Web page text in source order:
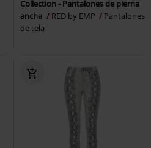
Collection - Pantalones de pierna
ancha
RED by EMP
Pantalones
de tela